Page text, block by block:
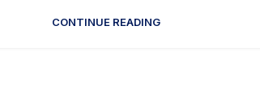
CONTINUE READING